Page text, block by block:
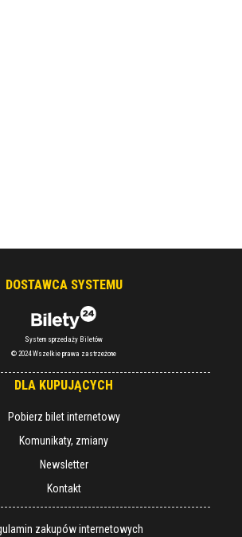
DOSTAWCA SYSTEMU
System sprzedaży Biletów
© 2024 Wszelkie prawa zastrzeżone
DLA KUPUJĄCYCH
Pobierz bilet internetowy
Komunikaty, zmiany
Newsletter
Kontakt
zakupów internetowych